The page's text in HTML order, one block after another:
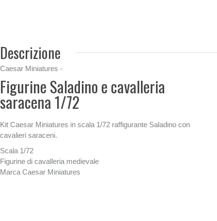
Descrizione
Caesar Miniatures -
Figurine Saladino e cavalleria
saracena 1/72
Kit Caesar Miniatures in scala 1/72 raffigurante Saladino con
cavalieri saraceni.
Scala 1/72
Figurine di cavalleria medievale
Marca Caesar Miniatures